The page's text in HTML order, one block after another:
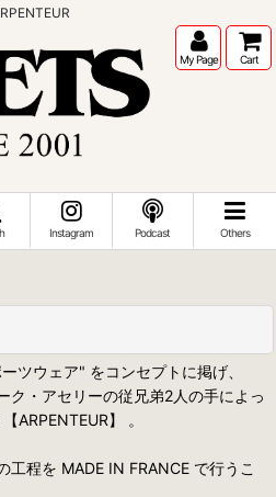
My Page Cart
Instagram Podcast Others
ツウェア" をコンセプトに掲げ、
ク・アセリーの従兄弟2人の手によっ
ARPENTEUR】 。
程を MADE IN FRANCE で行うこ